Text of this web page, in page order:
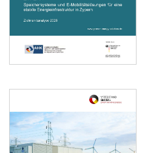
Öffnet PDF "Nigeria: Dezentrale